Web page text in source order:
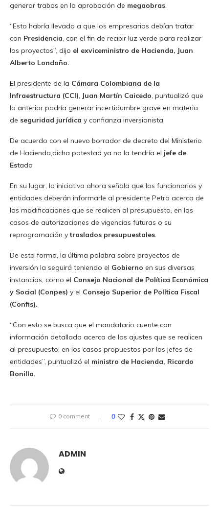
generar trabas en la aprobación de megaobras
“Esto habría llevado a que los empresarios debían tratar
con Presidencia , con el fin de recibir luz verde para realizar
los proyectos”, dijo el exviceministro de Hacienda, Juan
Alberto Londoño.
El presidente de la Cámara Colombiana de la
Infraestructura (CCI) Juan Martín Caicedo , puntualizó que
lo anterior podría generar incertidumbre grave en materia
de seguridad jurídica y confianza inversionista.
De acuerdo con el nuevo borrador de decreto del Ministerio
de Hacienda,dicha potestad ya no la tendría el jefe de
Estado
En su lugar, la iniciativa ahora señala que los funcionarios y
entidades deberán informarle al presidente Petro acerca de
las modificaciones que se realicen al presupuesto, en los
casos de autorizaciones de vigencias futuras o su
reprogramación ytraslados presupuestales
De esta forma, la última palabra sobre proyectos de
inversión la seguirá teniendo el Gobierno en sus diversas
instancias, como el Consejo Nacional de Política Económica
y Social (Conpes) y el Consejo Superior de Política Fiscal
(Confis).
“Con esto se busca que el mandatario cuente con
información detallada acerca de los ajustes que se realicen
al presupuesto, en los casos propuestos por los jefes de
entidades”, puntualizó el ministro de Hacienda, Ricardo
Bonilla.
0 comment 0
ADMIN